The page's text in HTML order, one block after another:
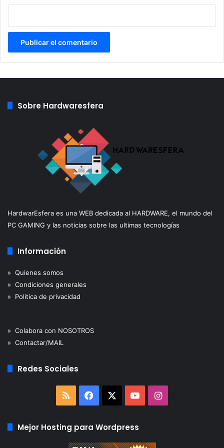
XTZ se negoció a alrededor de $ 1.50 ayer, pero ha subido
al precio actual de $ 1.63, que es un aumento de casi el
también muestra un impresionante aumento del 8% en las
últimas 24 horas. Hace poco más de una semana, XTZ /
BTC bajó a 1 480 SAT. Sin embargo, desde entonces,
Tezos ha estado ascendiendo continuamente y
actualmente cotiza a 1888 SAT. Esto representa un
movimiento ascendente del 27% desde el 15 de enero.
Sobre Hardwaresfera
HardwarEsfera es una WEB dedicada al HARDWARE, el mundo del
PC GAMING y las noticias sobre las ultimas tecnologías
Información
» Quienes somos
» Condiciones generales
» Politica de privacidad
» Colabora con NOSOTROS
» Contactar/MAIL
Redes Sociales
RSS Facebook YouTubeInstagram
Mejor Hosting para Wordpress